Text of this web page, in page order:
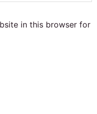
in this browser for